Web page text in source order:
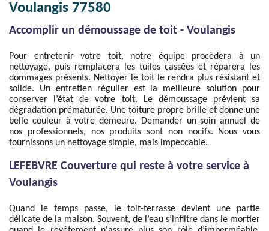
Voulangis 77580
Accomplir un démoussage de toit - Voulangis
Pour entretenir votre toit, notre équipe procèdera à un
nettoyage, puis remplacera les tuiles cassées et réparera les
dommages présents. Nettoyer le toit le rendra plus résistant et
solide. Un entretien régulier est la meilleure solution pour
conserver l’état de votre toit. Le démoussage prévient sa
dégradation prématurée. Une toiture propre brille et donne une
belle couleur à votre demeure. Demander un soin annuel de
nos professionnels, nos produits sont non nocifs. Nous vous
fournissons un nettoyage simple, mais impeccable.
LEFEBVRE Couverture qui reste à votre service à
Voulangis
Quand le temps passe, le toit-terrasse devient une partie
délicate de la maison. Souvent, de l’eau s’infiltre dans le mortier